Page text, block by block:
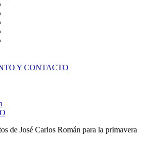
Y CONTACTO
de José Carlos Román para la primavera